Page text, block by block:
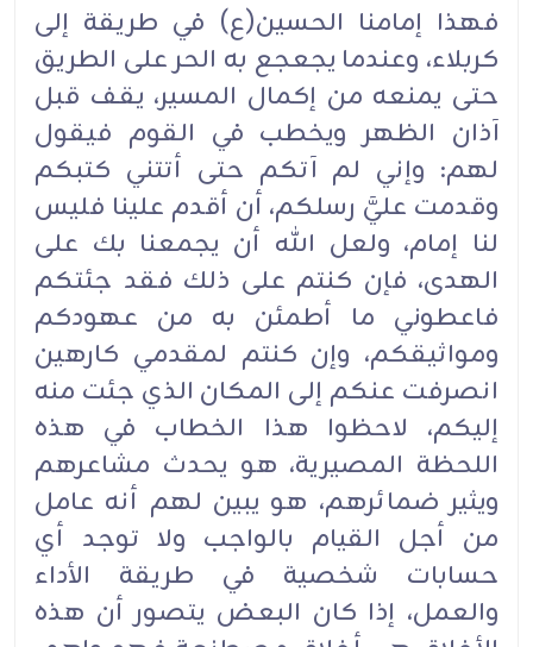
فهذا إمامنا الحسين(ع) في طريقة إلى
كربلاء، وعندما يجعجع به الحر على الطريق
حتى يمنعه من إكمال المسير، يقف قبل
آذان الظهر ويخطب في القوم فيقول
لهم: وإني لم آتكم حتى أتتني كتبكم
وقدمت عليَّ رسلكم، أن أقدم علينا فليس
لنا إمام، ولعل الله أن يجمعنا بك على
الهدى، فإن كنتم على ذلك فقد جئتكم
فاعطوني ما أطمئن به من عهودكم
ومواثيقكم، وإن كنتم لمقدمي كارهين
انصرفت عنكم إلى المكان الذي جئت منه
إليكم، لاحظوا هذا الخطاب في هذه
اللحظة المصيرية، هو يحدث مشاعرهم
ويثير ضمائرهم، هو يبين لهم أنه عامل
من أجل القيام بالواجب ولا توجد أي
حسابات شخصية في طريقة الأداء
والعمل، إذا كان البعض يتصور أن هذه